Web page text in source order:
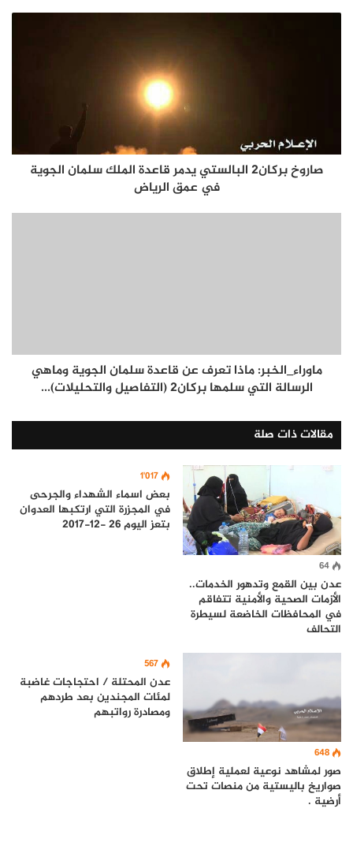
صاروخ بركان2 البالستي يدمر قاعدة الملك سلمان الجوية
في عمق الرياض
ماوراء_الخبر: ماذا تعرف عن قاعدة سلمان الجوية وماهي
الرسالة التي سلمها بركان2 (التفاصيل والتحليلات)...
مقالات ذات صلة
64
عدن بين القمع وتدهور الخدمات..
الأزمات الصحية والأمنية تتفاقم
في المحافظات الخاضعة لسيطرة
التحالف
1٬017
بعض اسماء الشهداء والجرحى
في المجزرة التي ارتكبها العدوان
بتعز اليوم 26 -12-2017
648
صور لمشاهد نوعية لعملية إطلاق
صواريخ باليستية من منصات تحت
أرضية .
567
عدن المحتلة / احتجاجات غاضبة
لمئات المجندين بعد طردهم
ومصادرة رواتبهم